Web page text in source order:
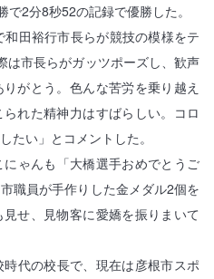
2分8秒52の記録で優勝した。
田裕行市長らが競技の模様をテ
は市長らがガッツポーズし、歓声
がとう。色んな苦労を乗り越え
れた精神力はすばらしい。コロ
たい」とコメントした。
ゃんも「大橋選手おめでとうご
職員が手作りした金メダル2個を
せ、見物客に愛嬌を振りまいて
代の校長で、現在は彦根市スポ